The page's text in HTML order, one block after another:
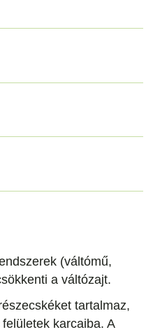
(váltómű,
a váltózajt.
tartalmaz,
karcaiba. A